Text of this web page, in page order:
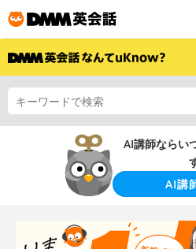
AI講師ならい
AI講